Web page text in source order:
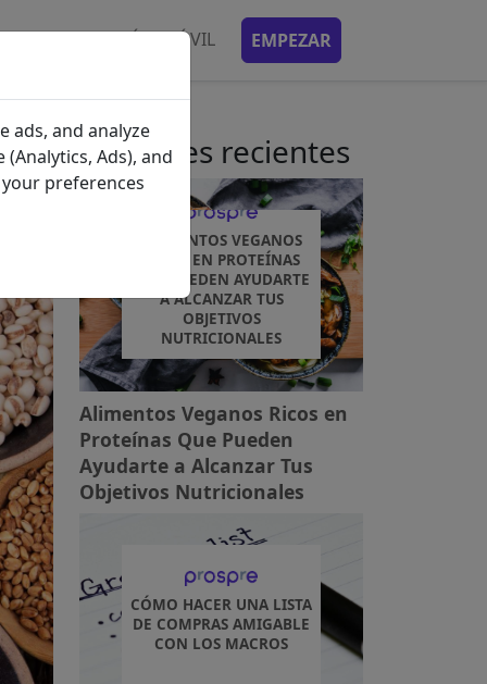
APLICACIÓN MÓVIL EMPEZAR
Mensajes recientes
ALIMENTOS VEGANOS
RICOS EN PROTEÍNAS
QUE PUEDEN AYUDARTE
A ALCANZAR TUS
OBJETIVOS
NUTRICIONALES
Alimentos Veganos Ricos en
Proteínas Que Pueden
Ayudarte a Alcanzar Tus
Objetivos Nutricionales
CÓMO HACER UNA LISTA
DE COMPRAS AMIGABLE
CON LOS MACROS
ads, and analyze
Ads), and
preferences